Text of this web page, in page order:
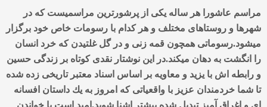
مراسم عاشورا هر ساله يكی از پرشورترين مراسميست كه در
شهرها و روستاهای مختلف و هر كدام با رسومات خاص خود برگزار
ميشود.رسوماتی همچون قمه زنی و در گل غلتيدن كه خرد انسان
را انگشت به دهان ميكند.در اين نوشتار نقدی كوتاه بر زندگی حسين
و رابطه اش با يزيد و معاويه بر اساس اسناد معتبر تاريخی زده شده
تا شما خردمندان عزيز با واقعياتی كه امروز به يك داستان افسانه
ای و اغراق آميز تبديل شده بيشتر اشنا شويد.اميد است با خواندن